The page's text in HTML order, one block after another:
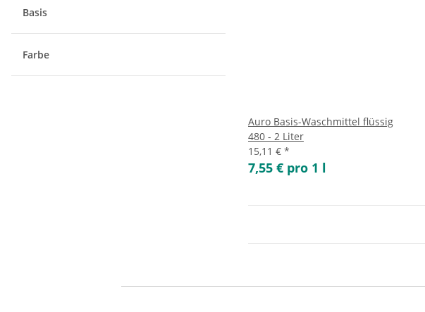
Auro Basis-Waschmittel flüssig
480 - 2 Liter
15,11 € *
7,55 € pro 1 l
Basis
Farbe